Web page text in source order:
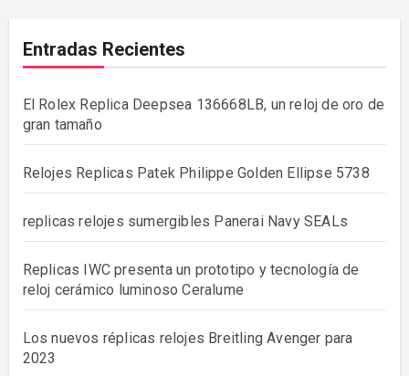
Entradas Recientes
El Rolex Replica Deepsea 136668LB, un reloj de oro de
gran tamaño
Relojes Replicas Patek Philippe Golden Ellipse 5738
replicas relojes sumergibles Panerai Navy SEALs
Replicas IWC presenta un prototipo y tecnología de
reloj cerámico luminoso Ceralume
Los nuevos réplicas relojes Breitling Avenger para
2023